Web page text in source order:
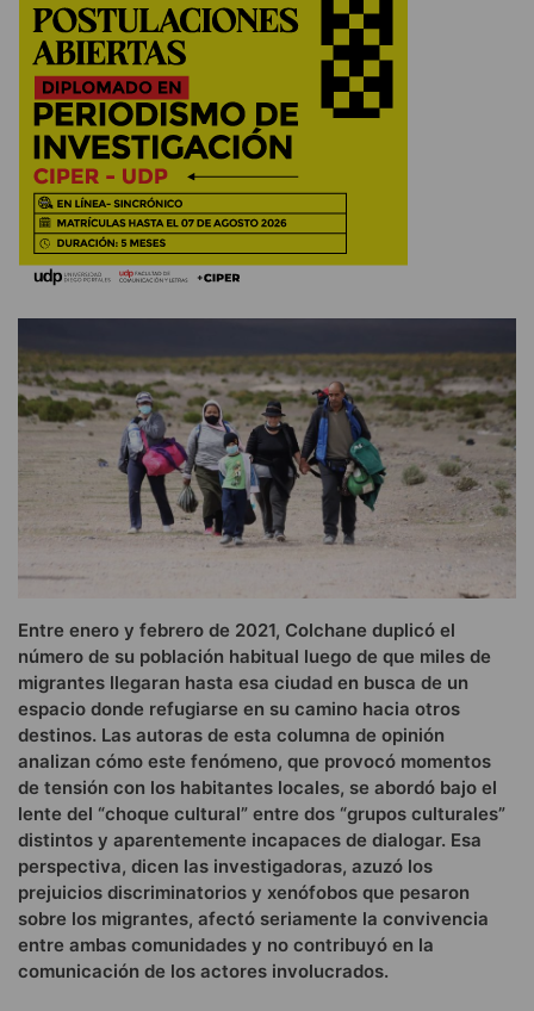
Entre enero y febrero de 2021, Colchane duplicó el
número de su población habitual luego de que miles de
migrantes llegaran hasta esa ciudad en busca de un
espacio donde refugiarse en su camino hacia otros
destinos. Las autoras de esta columna de opinión
analizan cómo este fenómeno, que provocó momentos
de tensión con los habitantes locales, se abordó bajo el
lente del “choque cultural” entre dos “grupos culturales”
distintos y aparentemente incapaces de dialogar. Esa
perspectiva, dicen las investigadoras, azuzó los
prejuicios discriminatorios y xenófobos que pesaron
sobre los migrantes, afectó seriamente la convivencia
entre ambas comunidades y no contribuyó en la
comunicación de los actores involucrados.